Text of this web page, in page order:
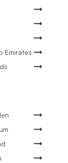
Emirates